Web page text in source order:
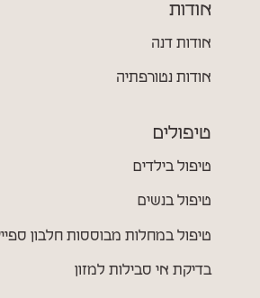
אודות
אודות דנה
אודות נטורפתיה
טיפולים
טיפול בילדים
טיפול בנשים
טיפול במחלות מבוססות חלבון ספייק
בדיקת אי סבילות למזון